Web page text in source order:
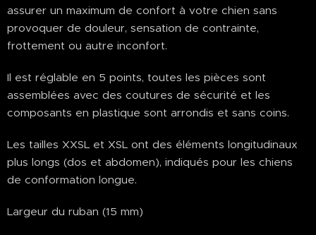
assurer un maximum de confort à votre chien sans
provoquer de douleur, sensation de contrainte,
frottement ou autre inconfort.
Il est réglable en 5 points, toutes les pièces sont
assemblées avec des coutures de sécurité et les
composants en plastique sont arrondis et sans coins.
Les tailles XXSL et XSL ont des éléments longitudinaux
plus longs (dos et abdomen), indiqués pour les chiens
de conformation longue.
Largeur du ruban (15 mm)